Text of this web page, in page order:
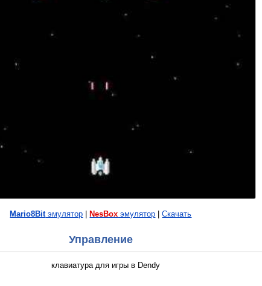
Mario8Bit эмулятор |NesBox эмулятор |Скачать
Управление